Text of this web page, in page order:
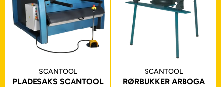
SCANTOOL
PLADESAKS SCANTOOL
SCANTOOL
RØRBUKKER ARBOGA